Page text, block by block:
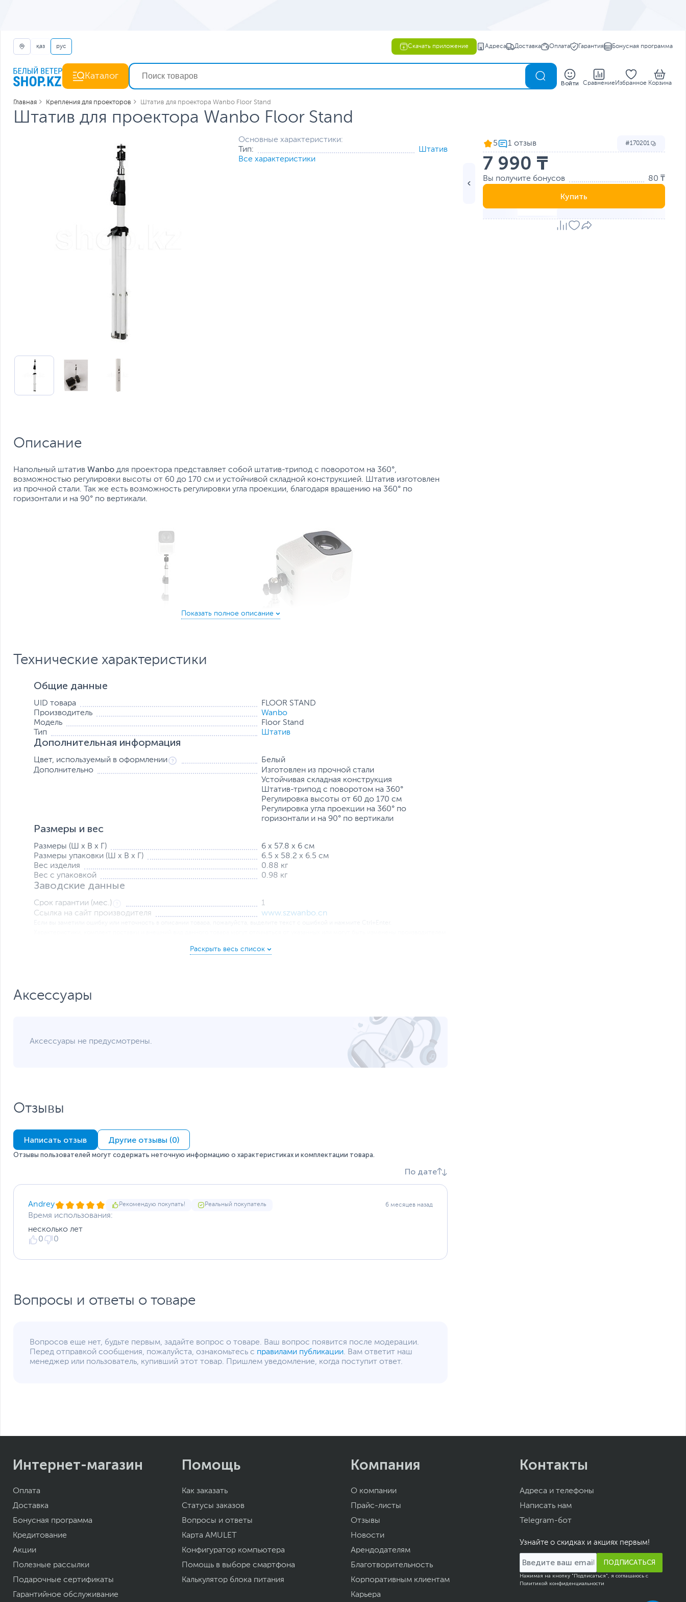
қаз рус Скачать приложение Адреса Доставка Оплата Гарантия Бонусная программа
Каталог
Войти Сравнение Избранное Корзина
Главная Крепления для проекторов Штатив для проектора Wanbo Floor Stand
Штатив для проектора Wanbo Floor Stand
Основные характеристики:
Тип:
Штатив
Все характеристики
5 170201
7 990 ₸
Вы получите бонусов 80 ₸
Купить
Описание
Напольный штатив Wanbo для проектора представляет собой штатив-трипод с поворотом на 360°,
возможностью регулировки высоты от 60 до 170 см и устойчивой складной конструкцией. Штатив изготовлен
из прочной стали. Так же есть возможность регулировки угла проекции, благодаря вращению на 360° по
горизонтали и на 90° по вертикали.
Технические характеристики
Общие данные
UID товара
FLOOR STAND
Производитель
Wanbo
Модель
Floor Stand
Тип
Штатив
Дополнительная информация
Цвет, используемый в оформлении
Белый
Дополнительно
Изготовлен из прочной стали
Устойчивая складная конструкция
Штатив-трипод с поворотом на 360°
Регулировка высоты от 60 до 170 см
Регулировка угла проекции на 360° по
горизонтали и на 90° по вертикали
Размеры и вес
Размеры (Ш х В х Г)
6 х 57.8 х 6 см
Размеры упаковки (Ш х В х Г)
6.5 х 58.2 х 6.5 см
Вес изделия
0.88 кг
Вес с упаковкой
0.98 кг
Заводские данные
Срок гарантии (мес.)
1
Ссылка на сайт производителя
www.szwanbo.cn
Аксессуары
Аксессуары не предусмотрены.
Отзывы
Написать отзыв Другие отзывы (0)
Отзывы пользователей могут содержать неточную информацию о характеристиках и комплектации товара.
По дате
Andrey Рекомендую покупать! Реальный покупатель 6 месяцев назад
Время использования:
несколько лет
0
0
Вопросы и ответы о товаре
Вопросов еще нет, будьте первым, задайте вопрос о товаре. Ваш вопрос появится после модерации.
Перед отправкой сообщения, пожалуйста, ознакомьтесь с правилами публикации. Вам ответит наш
менеджер или пользователь, купивший этот товар. Пришлем уведомление, когда поступит ответ.
Интернет-магазин
Оплата
Доставка
Бонусная программа
Кредитование
Акции
Полезные рассылки
Подарочные сертификаты
Гарантийное обслуживание
Помощь
Как заказать
Статусы заказов
Вопросы и ответы
Карта AMULET
Конфигуратор компьютера
Помощь в выборе смартфона
Калькулятор блока питания
Компания
О компании
Прайс-листы
Отзывы
Новости
Арендодателям
Благотворительность
Корпоративным клиентам
Карьера
Контакты
Адреса и телефоны
Написать нам
Telegram-бот
Узнайте о скидках и акциях первым!
ПОДПИСАТЬСЯ
Нажимая на кнопку "Подписаться", я соглашаюсь с
Политикой конфиденциальности